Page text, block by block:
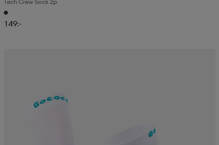
Tech Crew Sock 2p
149:-